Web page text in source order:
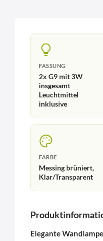
FASSUNG
2x G9 mit 3W
insgesamt
Leuchtmittel
inklusive
FARBE
Messing brüniert,
Klar/Transparent
Elegante